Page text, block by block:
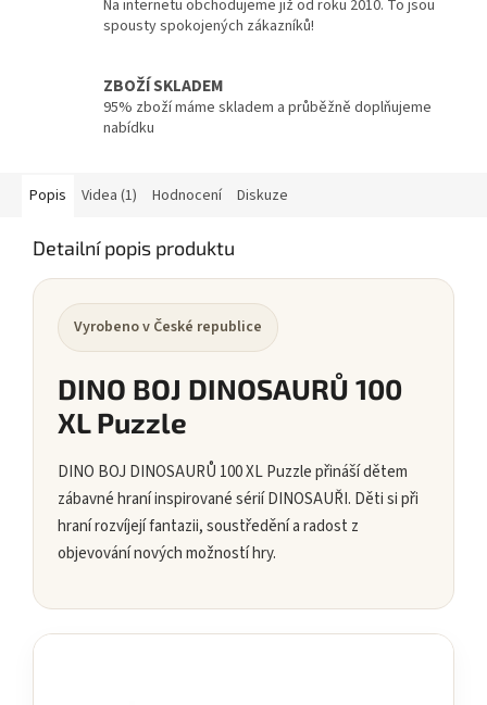
Na internetu obchodujeme již od roku 2010. To jsou
spousty spokojených zákazníků!
ZBOŽÍ SKLADEM
95% zboží máme skladem a průběžně doplňujeme
nabídku
Popis Videa (1) Hodnocení Diskuze
Detailní popis produktu
Vyrobeno v České republice
DINO BOJ DINOSAURŮ 100
XL Puzzle
DINO BOJ DINOSAURŮ 100 XL Puzzle přináší dětem
zábavné hraní inspirované sérií DINOSAUŘI. Děti si při
hraní rozvíjejí fantazii, soustředění a radost z
objevování nových možností hry.